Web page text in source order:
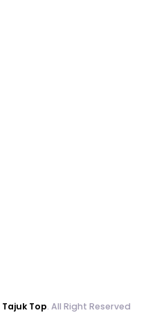
Tajuk Top. All Right Reserved